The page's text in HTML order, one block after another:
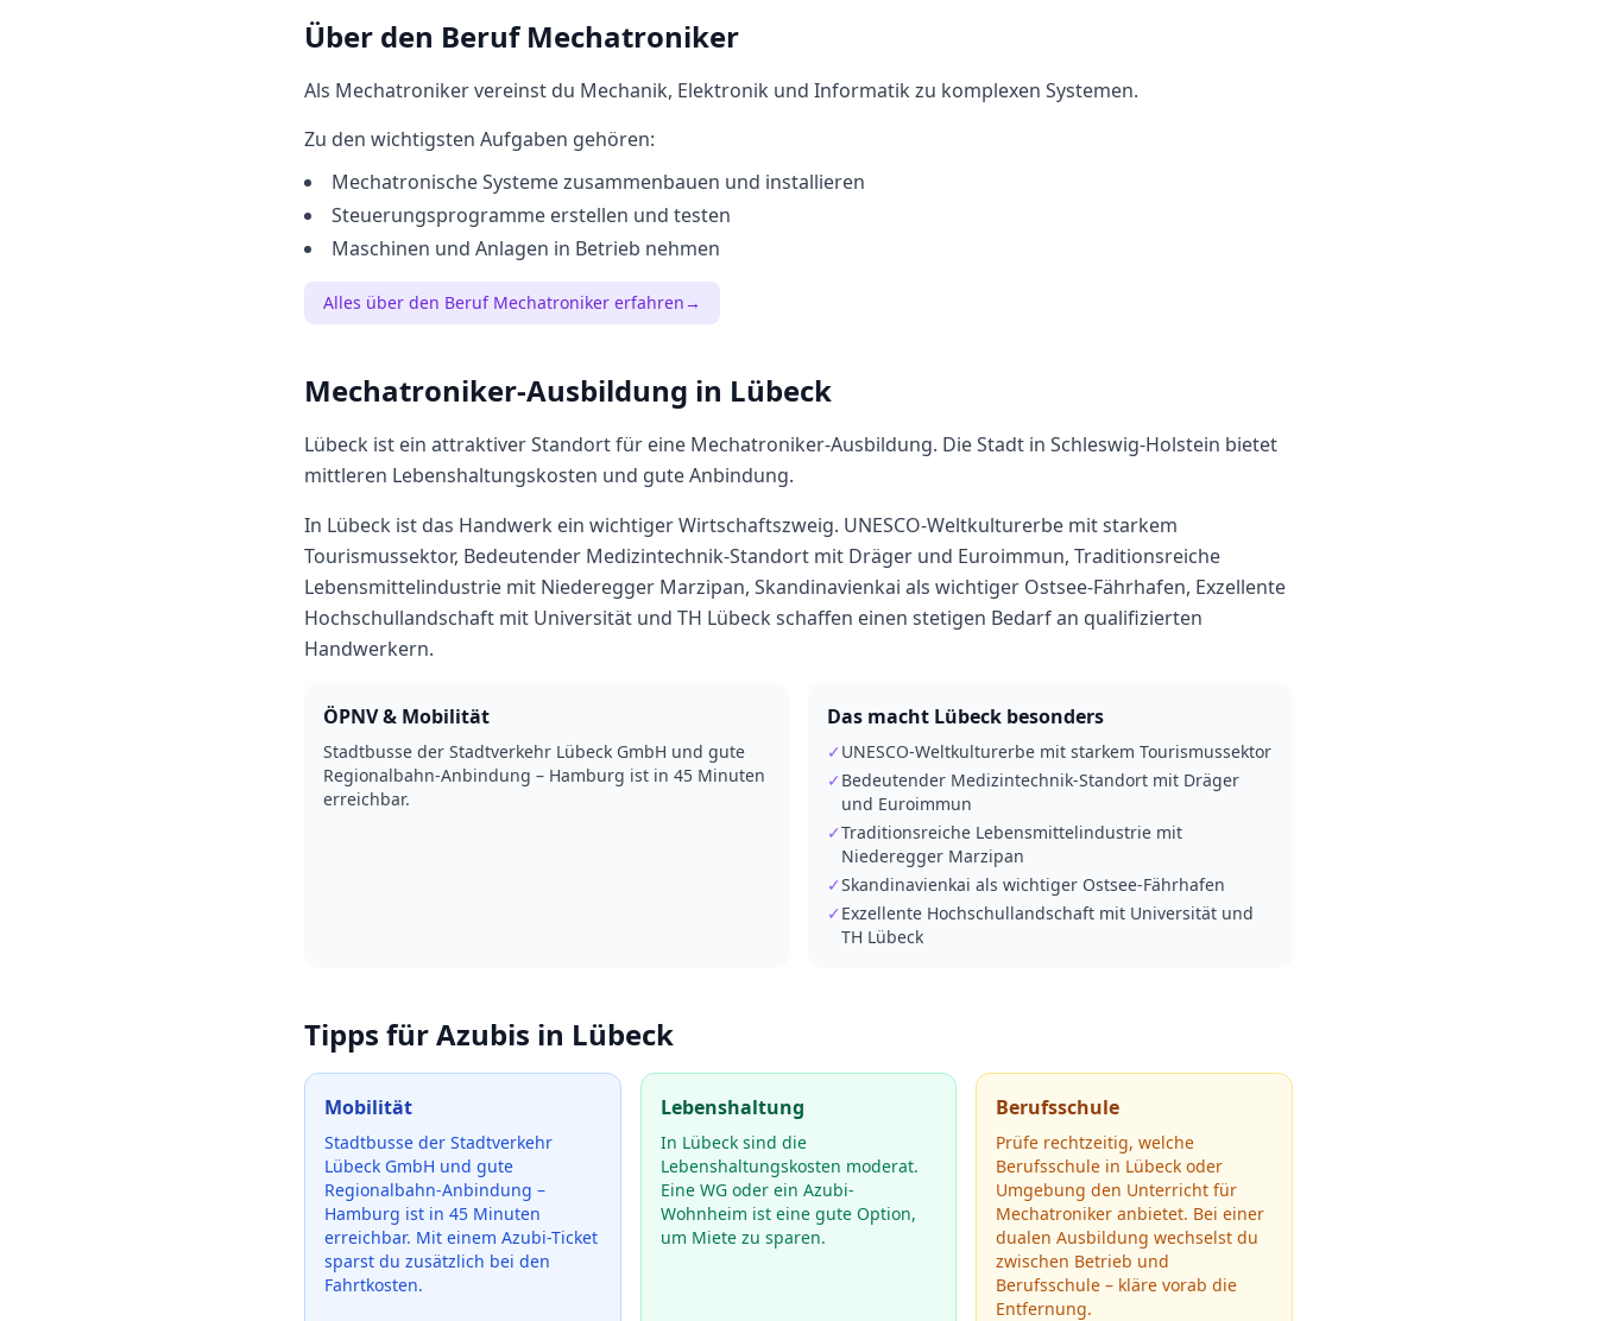
Über den BerufMechatroniker
Als Mechatroniker vereinst du Mechanik, Elektronik und Informatik zu komplexen Systemen.
Zu den wichtigsten Aufgaben gehören:
Mechatronische Systeme zusammenbauen und installieren
Steuerungsprogramme erstellen und testen
Maschinen und Anlagen in Betrieb nehmen
Alles über den Beruf Mechatroniker erfahren→
Mechatroniker-Ausbildung in Lübeck
Lübeck ist ein attraktiver Standort für eine Mechatroniker-Ausbildung. Die Stadt in Schleswig-Holstein bietet
mittleren Lebenshaltungskosten und gute Anbindung.
In Lübeck ist das Handwerk ein wichtiger Wirtschaftszweig. UNESCO-Weltkulturerbe mit starkem
Tourismussektor, Bedeutender Medizintechnik-Standort mit Dräger und Euroimmun, Traditionsreiche
Lebensmittelindustrie mit Niederegger Marzipan, Skandinavienkai als wichtiger Ostsee-Fährhafen, Exzellente
Hochschullandschaft mit Universität und TH Lübeck schaffen einen stetigen Bedarf an qualifizierten
Handwerkern.
ÖPNV & Mobilität
Stadtbusse der Stadtverkehr Lübeck GmbH und gute
Regionalbahn-Anbindung – Hamburg ist in 45 Minuten
erreichbar.
Das macht Lübeck besonders
✓ UNESCO-Weltkulturerbe mit starkem Tourismussektor
✓ Bedeutender Medizintechnik-Standort mit Dräger
und Euroimmun
✓Traditionsreiche Lebensmittelindustrie mit
Niederegger Marzipan
✓Skandinavienkai als wichtiger Ostsee-Fährhafen
✓ Exzellente Hochschullandschaft mit Universität und
TH Lübeck
Tipps für Azubis in Lübeck
Mobilität
Stadtbusse der Stadtverkehr
Lübeck GmbH und gute
Regionalbahn-Anbindung –
Hamburg ist in 45 Minuten
erreichbar. Mit einem Azubi-Ticket
sparst du zusätzlich bei den
Fahrtkosten.
Lebenshaltung
In Lübeck sind die
Lebenshaltungskosten moderat.
Eine WG oder ein Azubi-
Wohnheim ist eine gute Option,
um Miete zu sparen.
Berufsschule
Prüfe rechtzeitig, welche
Berufsschule in Lübeck oder
Umgebung den Unterricht für
Mechatroniker anbietet. Bei einer
dualen Ausbildung wechselst du
zwischen Betrieb und
Berufsschule – kläre vorab die
Entfernung.